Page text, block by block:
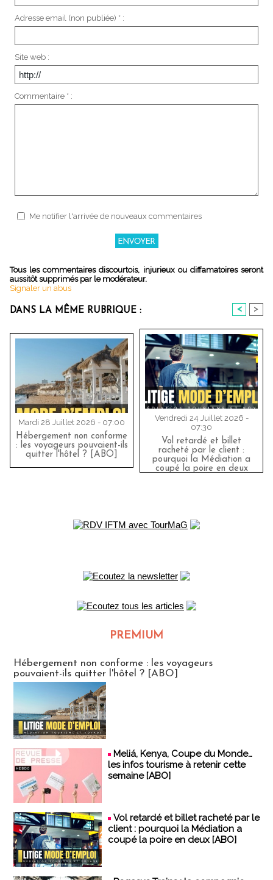
Adresse email (non publiée) * :
Site web :
Commentaire * :
Me notifier l'arrivée de nouveaux commentaires
Tous les commentaires discourtois, injurieux ou diffamatoires seront
aussitôt supprimés par le modérateur.
Signaler un abus
DANS LA MÊME RUBRIQUE : < >
Mardi 28 Juillet 2026 - 07:00
Hébergement non conforme
: les voyageurs pouvaient-ils
quitter l'hôtel ? [ABO]
Vendredi 24 Juillet 2026 -
07:30
Vol retardé et billet
racheté par le client :
pourquoi la Médiation a
coupé la poire en deux
PREMIUM
Hébergement non conforme : les voyageurs
pouvaient-ils quitter l'hôtel ? [ABO]
Meliá, Kenya, Coupe du Monde…
les infos tourisme à retenir cette
semaine [ABO]
Vol retardé et billet racheté par le
client : pourquoi la Médiation a
coupé la poire en deux [ABO]